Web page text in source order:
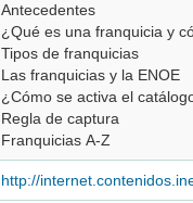
Antecedentes
¿Qué es una franquicia y
Tipos de franquicias
Las franquicias y la ENOE
¿Cómo se activa el
Regla de captura
Franquicias A-Z
http://